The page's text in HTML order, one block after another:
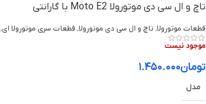
تاچ و ال سی دی موتورولا Moto E2 با گارانتی
قطعات موتورولا, تاچ و ال سی دی موتورولا, قطعات سری موتورولا ای,
موجود نیست
تومان۱.۴۵۰.۰۰۰
مدل